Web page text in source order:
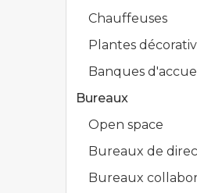
Chauffeuses
Plantes
Banques
Bureaux
Open space
Bureaux de
Bureaux